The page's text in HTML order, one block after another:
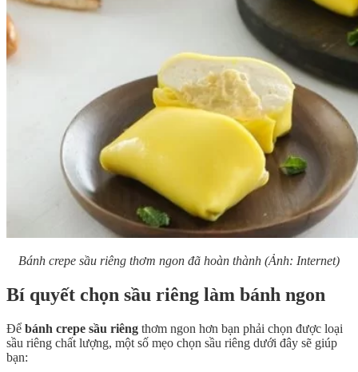
Bánh crepe sầu riêng thơm ngon đã hoàn thành (Ảnh: Internet)
Bí quyết chọn sầu riêng làm bánh ngon
Để bánh crepe sầu riêng thơm ngon hơn bạn phải chọn được loại
sầu riêng chất lượng, một số mẹo chọn sầu riêng dưới đây sẽ giúp
bạn: